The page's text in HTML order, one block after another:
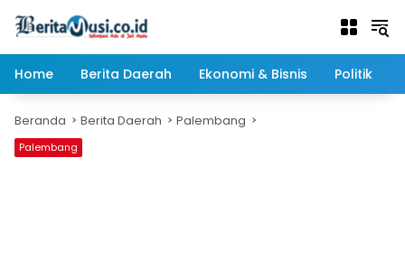
Home
Berita Daerah Ekonomi & Bisnis Politik
Beranda Berita Daerah Palembang
Palembang